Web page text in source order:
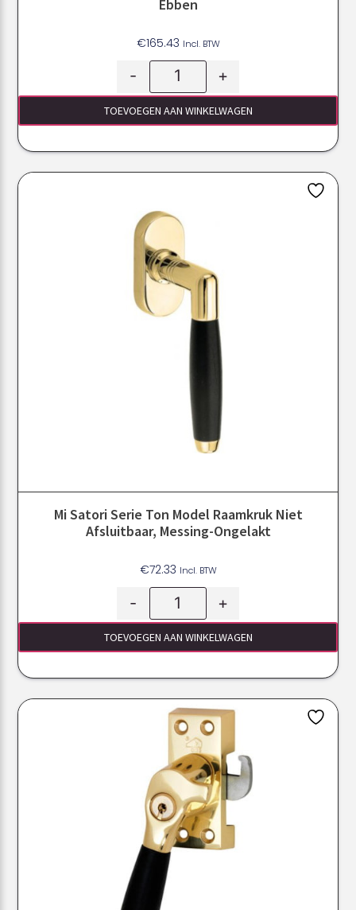
Ebben
€165.43 Incl. BTW
- +
TOEVOEGEN AAN WINKELWAGEN
Mi Satori Serie Ton Model Raamkruk Niet
Afsluitbaar, Messing-Ongelakt
€72.33 Incl. BTW
- +
TOEVOEGEN AAN WINKELWAGEN